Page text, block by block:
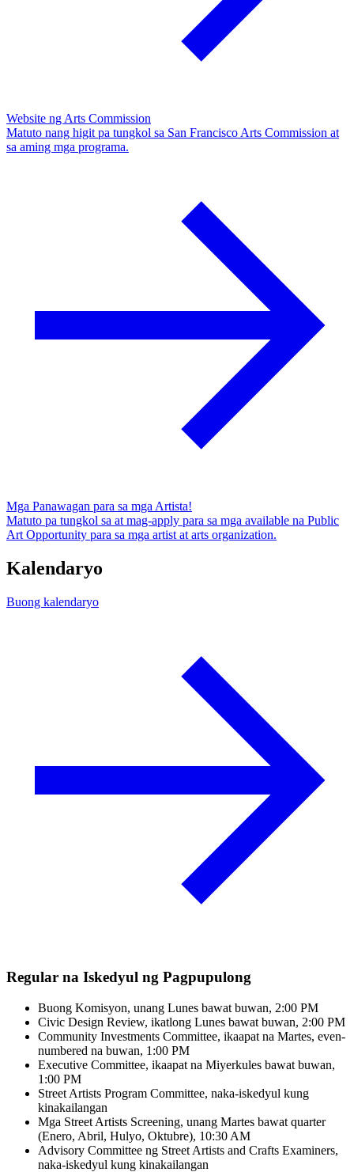
Website ng Arts Commission
Matuto nang higit pa tungkol sa San Francisco Arts Commission at
sa aming mga programa.
Mga Panawagan para sa mga Artista!
Matuto pa tungkol sa at mag-apply para sa mga available na Public
Art Opportunity para sa mga artist at arts organization.
Kalendaryo
Buong kalendaryo
Regular na Iskedyul ng Pagpupulong
Buong Komisyon, unang Lunes bawat buwan, 2:00 PM
Civic Design Review, ikatlong Lunes bawat buwan, 2:00 PM
Community Investments Committee, ikaapat na Martes, even-
numbered na buwan, 1:00 PM
Executive Committee, ikaapat na Miyerkules bawat buwan,
1:00 PM
Street Artists Program Committee, naka-iskedyul kung
kinakailangan
Mga Street Artists Screening, unang Martes bawat quarter
(Enero, Abril, Hulyo, Oktubre), 10:30 AM
Advisory Committee ng Street Artists and Crafts Examiners,
naka-iskedyul kung kinakailangan